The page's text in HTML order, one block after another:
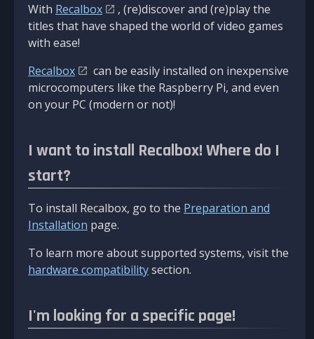
With Recalbox
, (re)discover and (re)play the
titles that have shaped the world of video games
with ease!
Recalbox
can be easily installed on inexpensive
microcomputers like the Raspberry Pi, and even
on your PC (modern or not)!
I want to install Recalbox! Where do I
start?
To install Recalbox, go to the Preparation and
Installation page.
To learn more about supported systems, visit the
hardware compatibilitysection.
I'm looking for a specific page!